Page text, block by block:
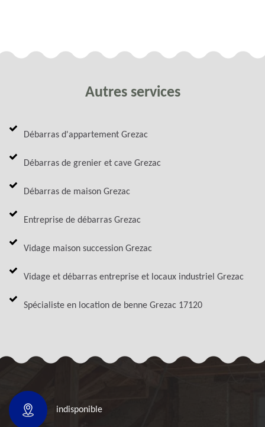
Autres services
Débarras d'appartement Grezac
Débarras de grenier et cave Grezac
Débarras de maison Grezac
Entreprise de débarras Grezac
Vidage maison succession Grezac
Vidage et débarras entreprise et locaux industriel Grezac
Spécialiste en location de benne Grezac 17120
indisponible